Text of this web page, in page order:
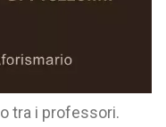
tra i professori.